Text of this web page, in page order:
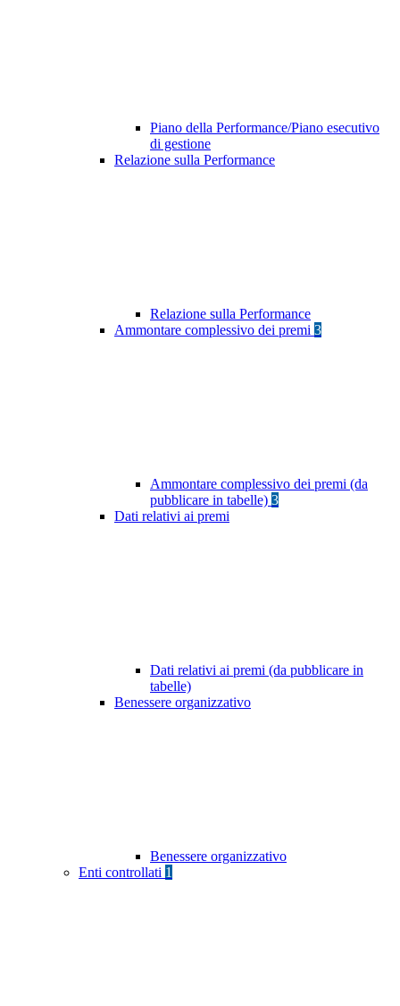
Piano della Performance/Piano esecutivo
di gestione
Relazione sulla Performance
Relazione sulla Performance
Ammontare complessivo dei premi 3
Ammontare complessivo dei premi (da
pubblicare in tabelle) 3
Dati relativi ai premi
Dati relativi ai premi (da pubblicare in
tabelle)
Benessere organizzativo
Benessere organizzativo
Enti controllati 1